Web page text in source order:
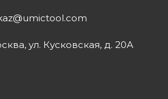
ул. Кусковская, д. 20А